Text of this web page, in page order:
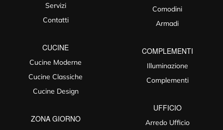
Servizi
Contatti
CUCINE
Cucine Moderne
Cucine Classiche
Cucine Design
ZONA GIORNO
Comodini
Armadi
COMPLEMENTI
Illuminazione
Complementi
UFFICIO
Arredo Ufficio